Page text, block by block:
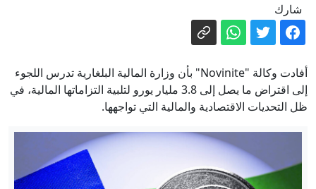
مباشر - واشنطن تتوقع "اتفاقًا قريبًا" بشأن
للدبلوماسية والحرب
دعم أمني أمريكي بمليار دولار لإدارة رئيس
كولومبيا الجديد
الاستخبارات الأمريكية: بوتين الخاسر في
أوكرانيا يغامر باستفزاز الناتو
مصور يوثّق مشاهد حالمة لأشجار "الشعلة"
شارك
أفادت وكالة "Novinite" بأن وزارة المالية البلغارية تدرس اللجوء
إلى اقتراض ما يصل إلى 3.8 مليار يورو لتلبية التزاماتها المالية، في
ظل التحديات الاقتصادية والمالية التي تواجهها.